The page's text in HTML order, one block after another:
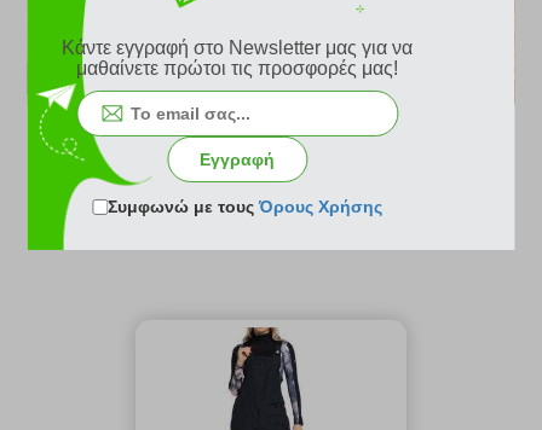
ΔΕΣ ΤΑ ΟΛΑ
Κάντε εγγραφή στο Newsletter μας για να
μαθαίνετε πρώτοι τις προσφορές μας!
Εγγραφή
Συμφωνώ με τουςΌρους Χρήσης